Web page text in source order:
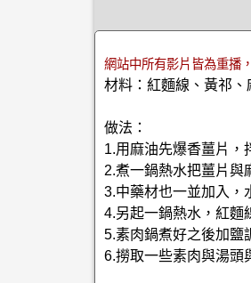
網站中所有影片皆為重播
材料：紅麵線、黃祁
做法：
1.用麻油先爆香薑片，
2.煮一鍋熱水把薑片與
3.中藥材也一並加入，
4.另起一鍋熱水，紅麵
5.素肉鍋煮好之後加鹽
6.撈取一些素肉與湯頭